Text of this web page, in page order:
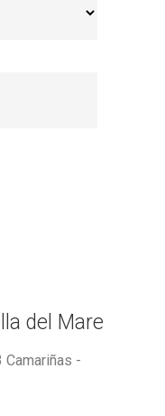
del Mare
Camariñas -